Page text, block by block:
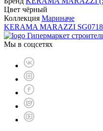
Цвет чёрный
Коллекция Мариначе
KERAMA MARAZZI
Гипермаркет
Мы в соцсетях